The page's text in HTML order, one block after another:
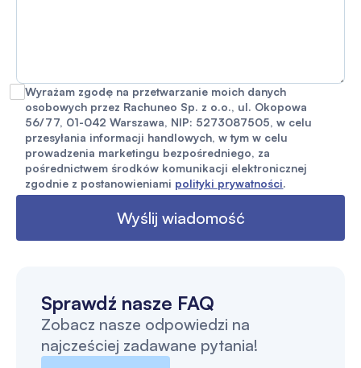
Wyrażam zgodę na przetwarzanie moich danych
osobowych przez Rachuneo Sp. z o.o., ul. Okopowa
56/77, 01-042 Warszawa, NIP: 5273087505, w celu
przesyłania informacji handlowych, w tym w celu
prowadzenia marketingu bezpośredniego, za
pośrednictwem środków komunikacji elektronicznej
zgodnie z postanowieniami polityki prywatności.
Sprawdź nasze FAQ
Zobacz nasze odpowiedzi na
najcześciej zadawane pytania!